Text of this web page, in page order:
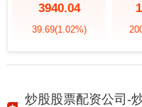
3940.04
39.69(1.02%)
炒股股票配资公司-